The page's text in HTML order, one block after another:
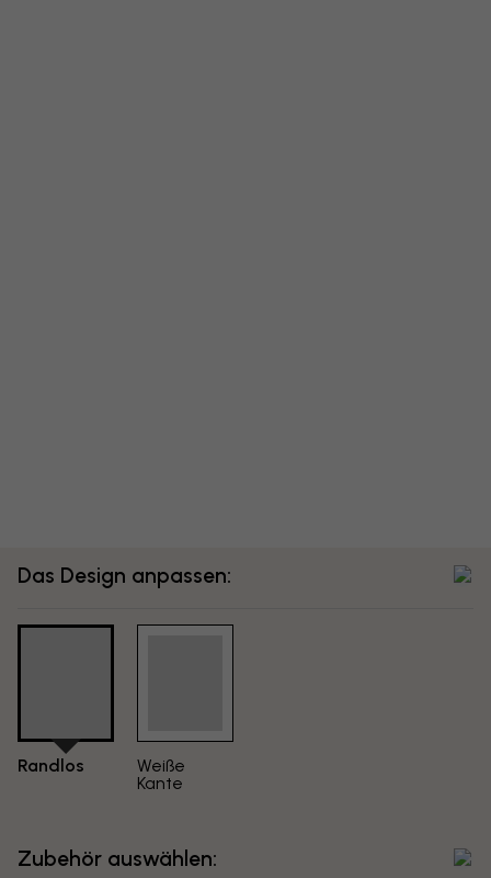
Das Design anpassen:
Randlos
Weiße
Kante
Zubehör auswählen: